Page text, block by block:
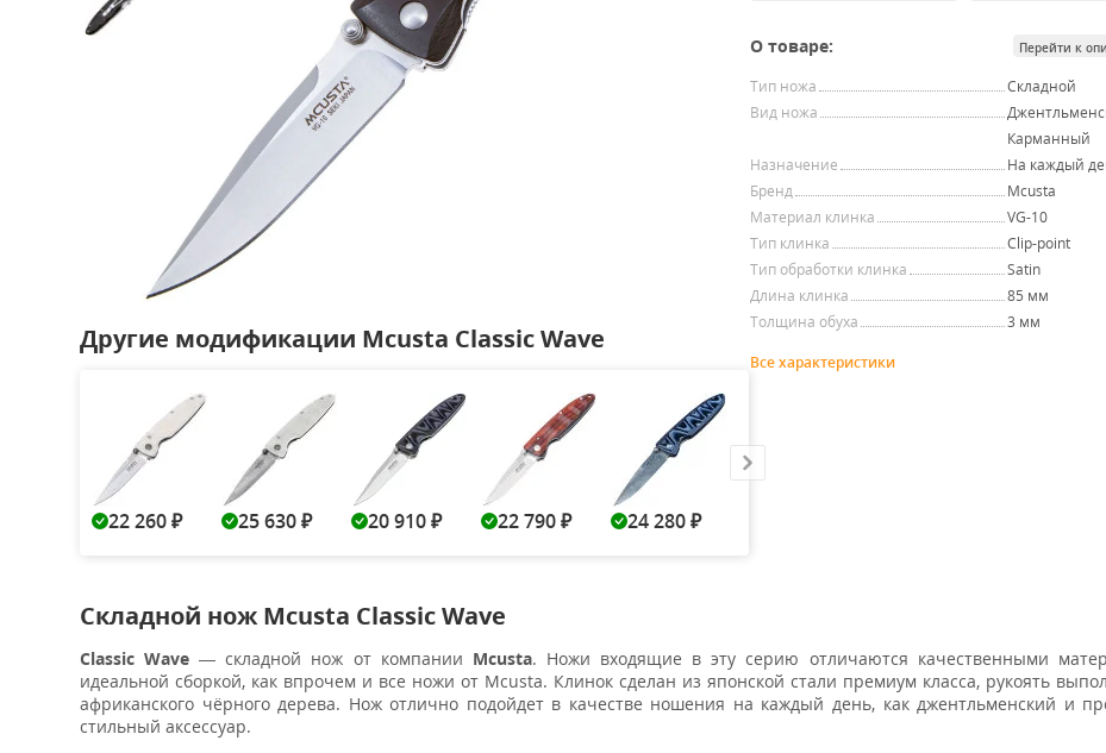
Другие модификации Mcusta Classic Wave
22 260 ₽ 25 630 ₽ 20 910 ₽ 22 790 ₽ 24 280 ₽
О товаре: Перейти к
Тип ножа
Складной
Вид ножа
Карманный
Назначение
На каждый
Бренд
Mcusta
Материал клинка
VG-10
Тип клинка
Clip-point
Тип обработки клинка
Satin
Длина клинка
85 мм
Толщина обуха
3 мм
Все характеристики
Складной нож Mcusta Classic Wave
Classic Wave — складной нож от компании Mcusta. Ножи входящие в эту серию отличаются качественными
идеальной сборкой, как впрочем и все ножи от Mcusta. Клинок сделан из японской стали премиум класса, рукоять
африканского чёрного дерева. Нож отлично подойдет в качестве ношения на каждый день, как джентльменский и
стильный аксессуар.